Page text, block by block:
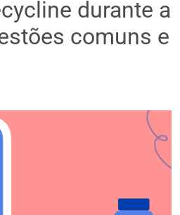
durante a
comuns e